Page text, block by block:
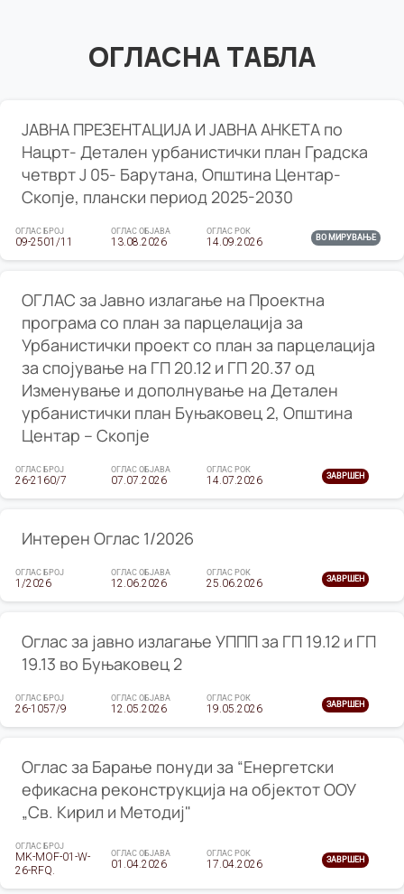
ОГЛАСНА ТАБЛА
ЈАВНА ПРЕЗЕНТАЦИЈА И ЈАВНА АНКЕТА по
Нацрт- Детален урбанистички план Градска
четврт Ј 05- Барутана, Општина Центар-
Скопје, плански период 2025-2030
ОГЛАС БРОЈ
09-2501/11
ОГЛАС ОБЈАВА
13.08.2026
ОГЛАС РОК
14.09.2026 ВО МИРУВАЊЕ
ОГЛАС за Јавно излагање на Проектна
програма со план за парцелација за
Урбанистички проект со план за парцелација
за спојување на ГП 20.12 и ГП 20.37 од
Изменување и дополнување на Детален
урбанистички план Буњаковец 2, Општина
Центар – Скопје
ОГЛАС БРОЈ
26-2160/7
ОГЛАС ОБЈАВА
07.07.2026
ОГЛАС РОК
14.07.2026 ЗАВРШЕН
Интерен Оглас 1/2026
ОГЛАС БРОЈ
1/2026
ОГЛАС ОБЈАВА
12.06.2026
ОГЛАС РОК
25.06.2026 ЗАВРШЕН
Оглас за јавно излагање УППП за ГП 19.12 и ГП
19.13 во Буњаковец 2
ОГЛАС БРОЈ
26-1057/9
ОГЛАС ОБЈАВА
12.05.2026
ОГЛАС РОК
19.05.2026 ЗАВРШЕН
Оглас за Барање понуди за “Енергетски
ефикасна реконструкција на објектот ООУ
„Св. Кирил и Методиј"
ОГЛАС БРОЈ
MK-MOF-01-W-
26-RFQ.
ОГЛАС ОБЈАВА
01.04.2026
ОГЛАС РОК
17.04.2026 ЗАВРШЕН